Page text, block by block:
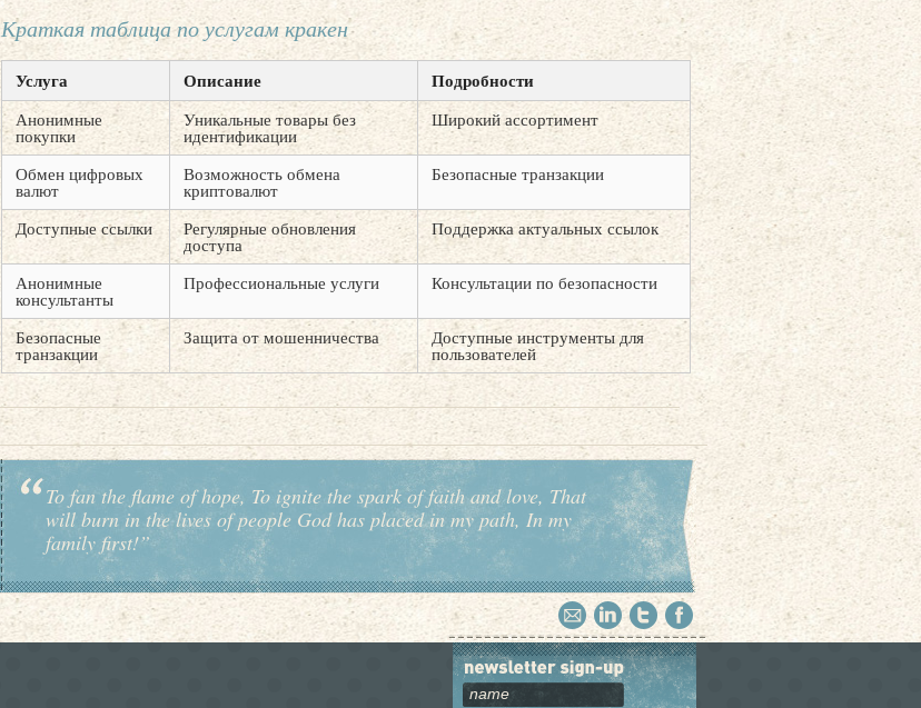
Краткая таблица по услугам кракен
Услуга Описание Подробности
Анонимные
покупки
Уникальные товары без
идентификации
Широкий ассортимент
Обмен цифровых
валют
Возможность обмена
криптовалют
Безопасные транзакции
Доступные ссылки Регулярные обновления
доступа
Поддержка актуальных ссылок
Анонимные
консультанты
Профессиональные услуги Консультации по безопасности
Безопасные
транзакции
Защита от мошенничества Доступные инструменты для
пользователей
To fan the flame of hope, To ignite the spark of faith and love, That
will burn in the lives of people God has placed in my path, In my
family first!”